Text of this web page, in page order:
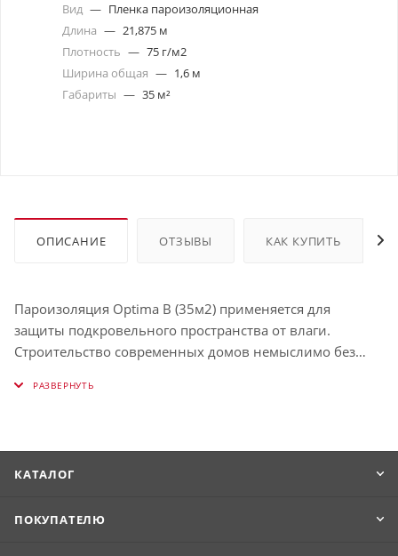
Вид — Пленка пароизоляционная
Длина — 21,875 м
Плотность — 75 г/м2
Ширина общая — 1,6 м
Габариты — 35 м²
ОПИСАНИЕ ОТЗЫВЫ КАК КУПИТЬ
Пароизоляция Optima B (35м2) применяется для
защиты подкровельного пространства от влаги.
Строительство современных домов немыслимо без
вызывает гниение деревянных элементов (например,
гарантирует качество продукции и соответствие
КАТАЛОГ
ПОКУПАТЕЛЮ